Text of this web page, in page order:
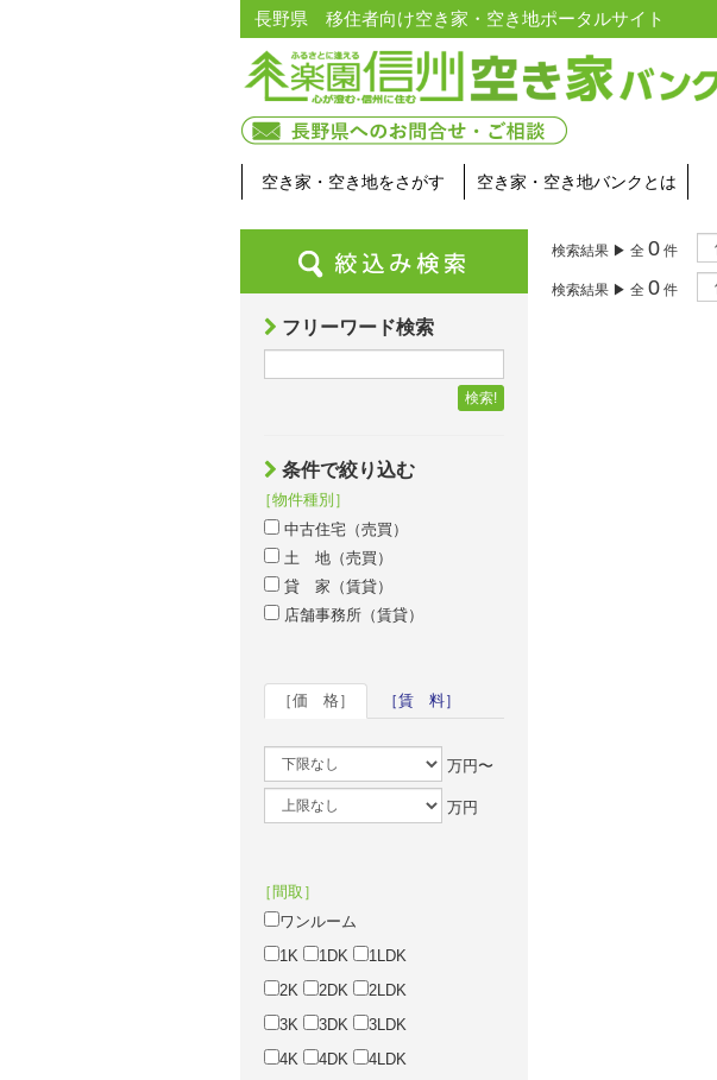
長野県 移住者向け空き家・空き地ポータルサイト
空き家・空き地をさがす 空き家・空き地バンクとは
フリーワード検索
検索!
条件で絞り込む
［物件種別］
中古住宅（売買）
土 地（売買）
貸 家（賃貸）
店舗事務所（賃貸）
［価 格］ ［賃 料］
万円〜
万円
［間取］
ワンルーム
1K
1DK
1LDK
2K
2DK
2LDK
3K
3DK
3LDK
4K
4DK
4LDK
検索結果 ▶ 全 0 件
検索結果 ▶ 全 0 件